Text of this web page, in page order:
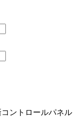
コントロールパネル